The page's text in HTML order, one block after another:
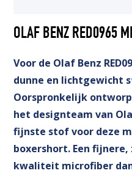
OLAF BENZ RED0965
Voor de Olaf Benz
dunne en lichtgewicht
Oorspronkelijk
het designteam van
fijnste stof voor deze
boxershort. Een
kwaliteit microfiber